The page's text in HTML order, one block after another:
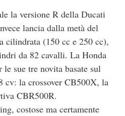
la versione R della Ducati
lancia dalla metà del
cilindrata (150 cc e 250 cc),
da 82 cavalli. La Honda
le sue tre novita basate sul
cv: la crossover CB500X, la
CBR500R.
costose ma certamente